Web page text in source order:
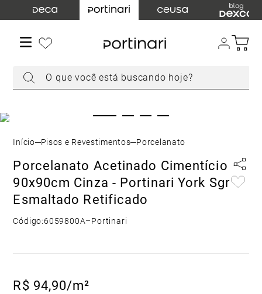
O que você está buscando hoje?
Pisos e Revestimentos Porcelanato
Porcelanato Acetinado Cimentício
90x90cm Cinza - Portinari York Sgr
Esmaltado Retificado
Código:6059800A–Portinari
R$ 94,90/m²
TERMOS MAIS BUSCADOS
cuba
acabamento registro
4º
chuveiro
8
toalheiro
9º
torneira parede